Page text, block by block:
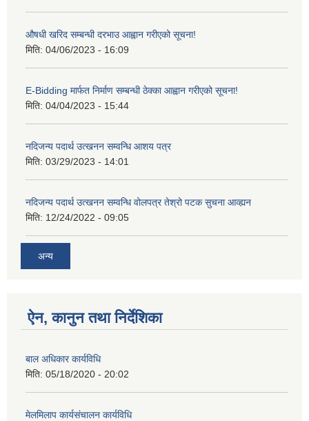
औषधी खरिद सम्बन्धी दरभाउ आह्वान गरीएको सूचना!
मिति: 04/06/2023 - 16:09
E-Bidding मार्फत निर्माण सम्बन्धी ठेक्का आह्वान गरीएको सूचना!
मिति: 04/04/2023 - 15:44
नदिजन्य पदार्थ उत्खनन सम्वन्धि आशय पत्र
मिति: 03/29/2023 - 14:01
नदिजन्य पदार्थ उत्खनन सम्वन्धि वोलपत्र तेश्रो पटक सुचना आव्ह्यन
मिति: 12/24/2022 - 09:05
अन्य
ऐन, कानुन तथा निर्देशिका
बाल अधिकार कार्यविधि
मिति: 05/18/2020 - 20:02
मेलमिलाप कार्यसंचालन कार्यविधि